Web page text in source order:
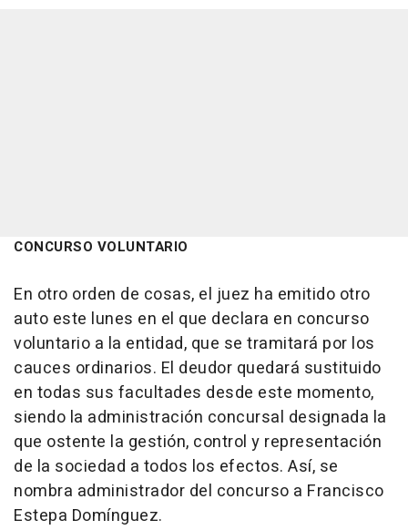
CONCURSO VOLUNTARIO
En otro orden de cosas, el juez ha emitido otro
auto este lunes en el que declara en concurso
voluntario a la entidad, que se tramitará por los
cauces ordinarios. El deudor quedará sustituido
en todas sus facultades desde este momento,
siendo la administración concursal designada la
que ostente la gestión, control y representación
de la sociedad a todos los efectos. Así, se
nombra administrador del concurso a Francisco
Estepa Domínguez.